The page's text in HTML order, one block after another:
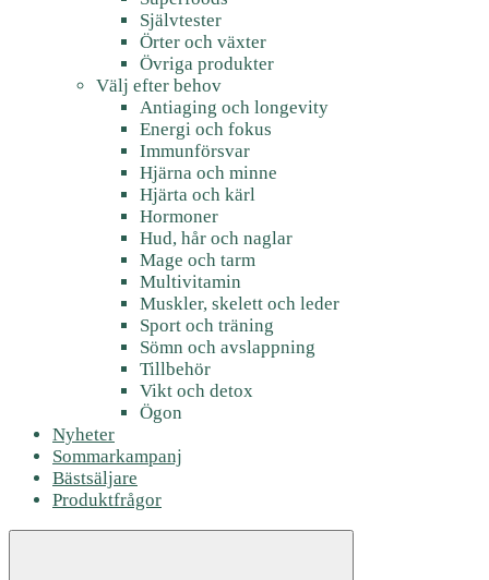
Självtester
Örter och växter
Övriga produkter
Välj efter behov
Antiaging och longevity
Energi och fokus
Immunförsvar
Hjärna och minne
Hjärta och kärl
Hormoner
Hud, hår och naglar
Mage och tarm
Multivitamin
Muskler, skelett och leder
Sport och träning
Sömn och avslappning
Tillbehör
Vikt och detox
Ögon
Nyheter
Sommarkampanj
Bästsäljare
Produktfrågor